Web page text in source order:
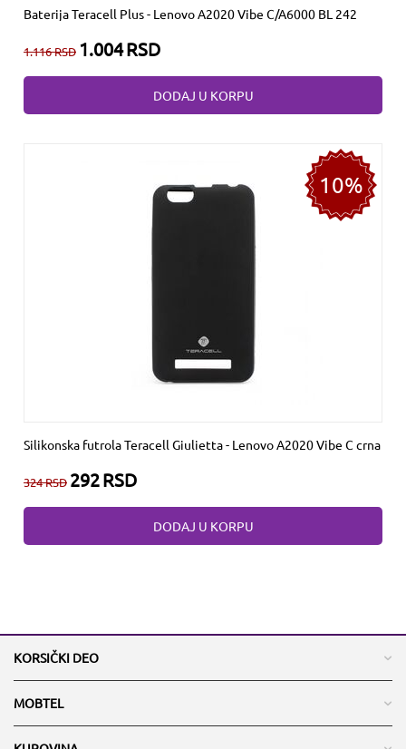
Baterija Teracell Plus - Lenovo A2020 Vibe C/A6000 BL 242
1.116RSD 1.004RSD
DODAJ U KORPU
10%
Silikonska futrola Teracell Giulietta - Lenovo A2020 Vibe C crna
324RSD 292RSD
DODAJ U KORPU
KORSIČKI DEO
MOBTEL